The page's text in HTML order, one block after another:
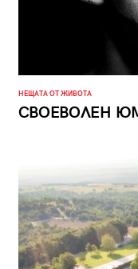
НЕЩАТА ОТ ЖИВОТА
СВОЕВОЛЕН